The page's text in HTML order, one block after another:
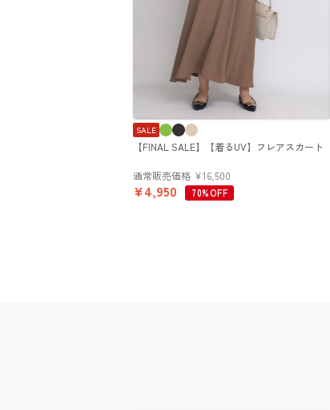
【FINAL SALE】【着るUV】フレアスカート
SALE
通常販売価格 ¥16,500
¥4,950 70%OFF